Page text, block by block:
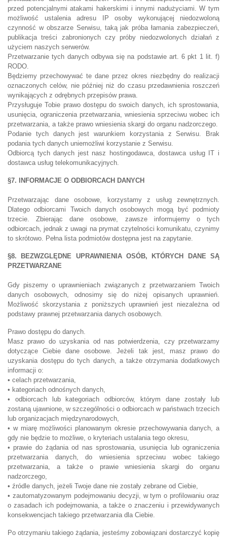
przed potencjalnymi atakami hakerskimi i innymi nadużyciami. W tym
możliwość ustalenia adresu IP osoby wykonującej niedozwoloną
czynność w obszarze Serwisu, taką jak próba łamania zabezpieczeń,
publikacja treści zabronionych czy próby niedozwolonych działań z
użyciem naszych serwerów.
Przetwarzanie tych danych odbywa się na podstawie art. 6 pkt 1 lit. f)
RODO.
Będziemy przechowywać te dane przez okres niezbędny do realizacji
oznaczonych celów, nie później niż do czasu przedawnienia roszczeń
wynikających z odrębnych przepisów prawa.
Przysługuje Tobie prawo dostępu do swoich danych, ich sprostowania,
usunięcia, ograniczenia przetwarzania, wniesienia sprzeciwu wobec ich
przetwarzania, a także prawo wniesienia skargi do organu nadzorczego.
Podanie tych danych jest warunkiem korzystania z Serwisu. Brak
podania tych danych uniemożliwi korzystanie z Serwisu.
Odbiorcą tych danych jest nasz hostingodawca, dostawca usług IT i
dostawca usług telekomunikacyjnych.
§7. INFORMACJE O ODBIORCACH DANYCH
Przetwarzając dane osobowe, korzystamy z usług zewnętrznych.
Dlatego odbiorcami Twoich danych osobowych mogą być podmioty
trzecie. Zbierając dane osobowe, zawsze informujemy o tych
odbiorcach, jednak z uwagi na prymat czytelności komunikatu, czynimy
to skrótowo. Pełna lista podmiotów dostępna jest na zapytanie.
§8. BEZWZGLĘDNE UPRAWNIENIA OSÓB, KTÓRYCH DANE SĄ
PRZETWARZANE
Gdy piszemy o uprawnieniach związanych z przetwarzaniem Twoich
danych osobowych, odnosimy się do niżej opisanych uprawnień.
Możliwość skorzystania z poniższych uprawnień jest niezależna od
podstawy prawnej przetwarzania danych osobowych.
Prawo dostępu do danych.
Masz prawo do uzyskania od nas potwierdzenia, czy przetwarzamy
dotyczące Ciebie dane osobowe. Jeżeli tak jest, masz prawo do
uzyskania dostępu do tych danych, a także otrzymania dodatkowych
informacji o:
• celach przetwarzania,
• kategoriach odnośnych danych,
• odbiorcach lub kategoriach odbiorców, którym dane zostały lub
zostaną ujawnione, w szczególności o odbiorcach w państwach trzecich
lub organizacjach międzynarodowych,
• w miarę możliwości planowanym okresie przechowywania danych, a
gdy nie będzie to możliwe, o kryteriach ustalania tego okresu,
• prawie do żądania od nas sprostowania, usunięcia lub ograniczenia
przetwarzania danych, do wniesienia sprzeciwu wobec takiego
przetwarzania, a także o prawie wniesienia skargi do organu
nadzorczego,
• źródle danych, jeżeli Twoje dane nie zostały zebrane od Ciebie,
• zautomatyzowanym podejmowaniu decyzji, w tym o profilowaniu oraz
o zasadach ich podejmowania, a także o znaczeniu i przewidywanych
konsekwencjach takiego przetwarzania dla Ciebie.
Po otrzymaniu takiego żądania, jesteśmy zobowiązani dostarczyć kopię